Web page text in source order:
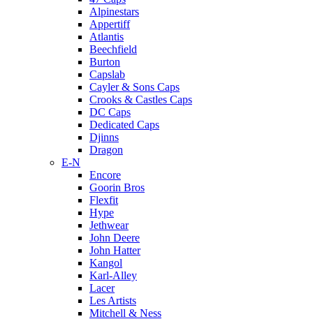
Alpinestars
Appertiff
Atlantis
Beechfield
Burton
Capslab
Cayler & Sons Caps
Crooks & Castles Caps
DC Caps
Dedicated Caps
Djinns
Dragon
E-N
Encore
Goorin Bros
Flexfit
Hype
Jethwear
John Deere
John Hatter
Kangol
Karl-Alley
Lacer
Les Artists
Mitchell & Ness